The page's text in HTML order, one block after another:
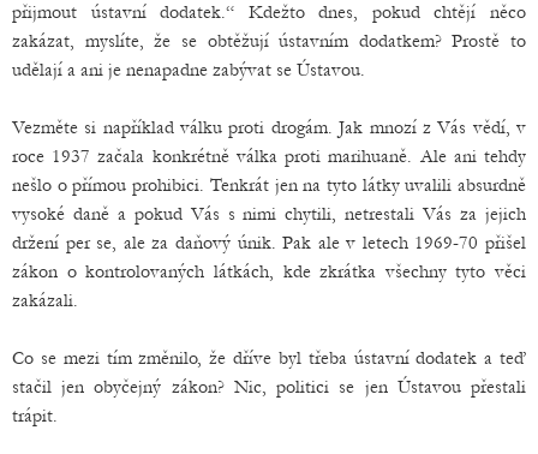
přijmout ústavní dodatek.“ Kdežto dnes, pokud chtějí něco
zakázat, myslíte, že se obtěžují ústavním dodatkem? Prostě to
udělají a ani je nenapadne zabývat se Ústavou.
Vezměte si například válku proti drogám. Jak mnozí z Vás vědí, v
roce 1937 začala konkrétně válka proti marihuaně. Ale ani tehdy
nešlo o přímou prohibici. Tenkrát jen na tyto látky uvalili absurdně
vysoké daně a pokud Vás s nimi chytili, netrestali Vás za jejich
držení per se, ale za daňový únik. Pak ale v letech 1969-70 přišel
zákon o kontrolovaných látkách, kde zkrátka všechny tyto věci
zakázali.
Co se mezi tím změnilo, že dříve byl třeba ústavní dodatek a teď
stačil jen obyčejný zákon? Nic, politici se jen Ústavou přestali
trápit.